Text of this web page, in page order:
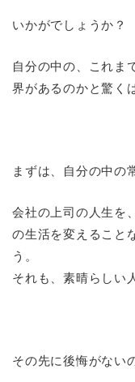
いかがでしょうか？
自分の中の、これま
界があるのかと驚く
まずは、自分の中の
会社の上司の人生を
の生活を変えること
う。
それも、素晴らしい
その先に後悔がない